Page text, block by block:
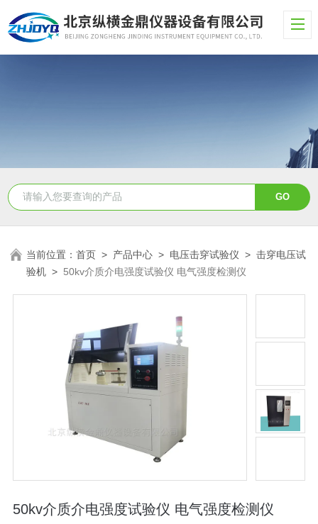
当前位置：首页 > 产品中心 > 电压击穿试验仪 >击穿电压试
验机 > 50kv介质介电强度试验仪 电气强度检测仪
50kv介质介电强度试验仪 电气强度检测仪